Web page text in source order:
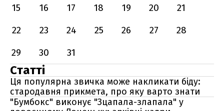
15
16 17 18 19 20
21
22
23 24 25 26 27
28
29
30 31
Статті
Ця популярна звичка може накликати біду:
стародавня прикмета, про яку варто знати
"Бумбокс" виконує "Зцапала-злапала" у